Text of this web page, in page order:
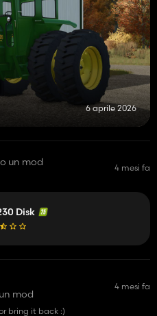
6 aprile 2026
un mod 4 mesi fa
Disk
mod
4 mesi fa
bring it back :)